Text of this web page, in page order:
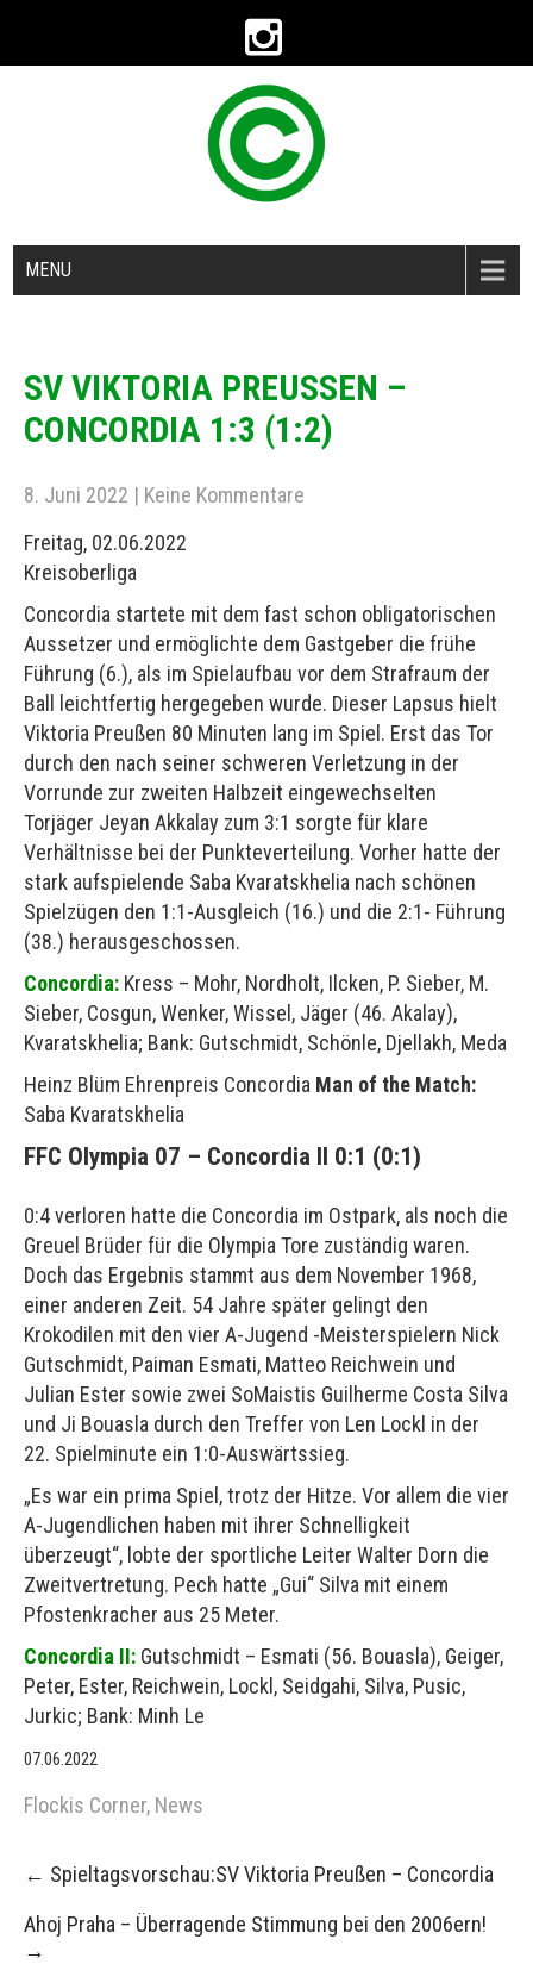
MENU
SV VIKTORIA PREUSSEN – C
ONCORDIA 1:3 (1:2)
8. Juni 2022 | Keine Kommentare
Freitag, 02.06.2022
Kreisoberliga
Concordia startete mit dem fast schon obligatorischen
Aussetzer und ermöglichte dem Gastgeber die frühe
Führung (6.), als im Spielaufbau vor dem Strafraum der
Ball leichtfertig hergegeben wurde. Dieser Lapsus hielt
Viktoria Preußen 80 Minuten lang im Spiel. Erst das Tor
durch den nach seiner schweren Verletzung in der
Vorrunde zur zweiten Halbzeit eingewechselten
Torjäger Jeyan Akkalay zum 3:1 sorgte für klare
Verhältnisse bei der Punkteverteilung. Vorher hatte der
stark aufspielende Saba Kvaratskhelia nach schönen
Spielzügen den 1:1-Ausgleich (16.) und die 2:1- Führung
(38.) herausgeschossen.
Concordia: Kress – Mohr, Nordholt, Ilcken, P. Sieber, M.
Sieber, Cosgun, Wenker, Wissel, Jäger (46. Akalay),
Kvaratskhelia; Bank: Gutschmidt, Schönle, Djellakh, Meda
Heinz Blüm Ehrenpreis Concordia Man of the Match:
Saba Kvaratskhelia
FFC Olympia 07 – Concordia II 0:1 (0:1)
0:4 verloren hatte die Concordia im Ostpark, als noch die
Greuel Brüder für die Olympia Tore zuständig waren.
Doch das Ergebnis stammt aus dem November 1968,
einer anderen Zeit. 54 Jahre später gelingt den
Krokodilen mit den vier A-Jugend -Meisterspielern Nick
Gutschmidt, Paiman Esmati, Matteo Reichwein und
Julian Ester sowie zwei SoMaistis Guilherme Costa Silva
und Ji Bouasla durch den Treffer von Len Lockl in der
22. Spielminute ein 1:0-Auswärtssieg.
„Es war ein prima Spiel, trotz der Hitze. Vor allem die vier
A-Jugendlichen haben mit ihrer Schnelligkeit
überzeugt“, lobte der sportliche Leiter Walter Dorn die
Zweitvertretung. Pech hatte „Gui“ Silva mit einem
Pfostenkracher aus 25 Meter.
Concordia II: Gutschmidt – Esmati (56. Bouasla), Geiger,
Peter, Ester, Reichwein, Lockl, Seidgahi, Silva, Pusic,
Jurkic; Bank: Minh Le
07.06.2022
Flockis Corner, News
Post
navigation
← Spieltagsvorschau:SV Viktoria Preußen – Concordia
Ahoj Praha – Überragende Stimmung bei den 2006ern!
→